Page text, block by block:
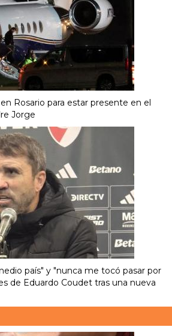
Rosario para estar presente en el
Jorge
país" y "nunca me tocó pasar por
de Eduardo Coudet tras una nueva